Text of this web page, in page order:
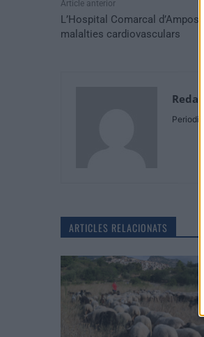
Article anterior
L’Hospital Comarcal
malalties cardiovasculars
ARTICLES RELACIONATS